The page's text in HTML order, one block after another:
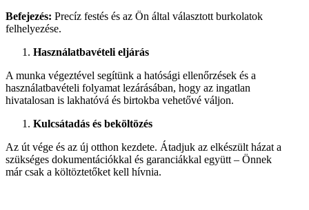
Befejezés: Precíz festés és az Ön által választott burkolatok
felhelyezése.
Használatbavételi eljárás
A munka végeztével segítünk a hatósági ellenőrzések és a
használatbavételi folyamat lezárásában, hogy az ingatlan
hivatalosan is lakhatóvá és birtokba vehetővé váljon.
Kulcsátadás és beköltözés
Az út vége és az új otthon kezdete. Átadjuk az elkészült házat a
szükséges dokumentációkkal és garanciákkal együtt – Önnek
már csak a költöztetőket kell hívnia.